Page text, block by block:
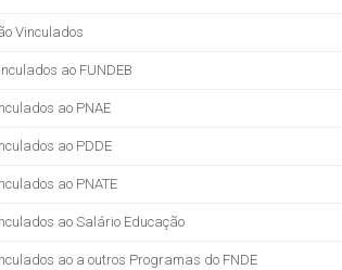
Vinculados
ao FUNDEB
ao PNAE
ao PDDE
ao PNATE
ao Salário Educação
ao a outros Programas do FNDE